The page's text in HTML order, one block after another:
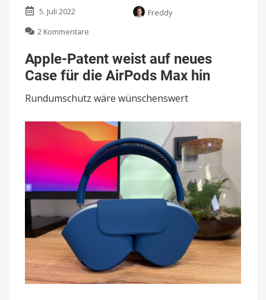
5. Juli 2022
Freddy
2 Kommentare
Patent
weist
auf
Case
die
Max
hin
Apple-Patent weist auf neues
Case für die AirPods Max hin
Rundumschutz wäre wünschenswert